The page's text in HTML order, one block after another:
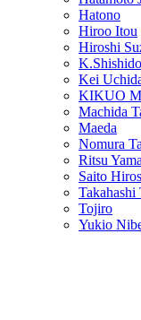
Hatono
Hiroo Itou
Hiroshi
K.Shishido
Kei
KIKUO
Machida
Maeda
Nomura
Ritsu
Saito
Takahashi
Tojiro
Yukio